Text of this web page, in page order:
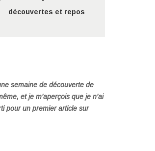
découvertes et repos
semaine de découverte de
et je m’aperçois que je n’ai
pour un premier article sur